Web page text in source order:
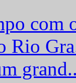
com
Rio